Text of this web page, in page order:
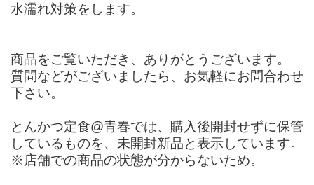
水濡れ対策をします。
商品をご覧いただき、ありがとうございます。
質問などがございましたら、お気軽にお問合わせ
下さい。
とんかつ定食@青春では、購入後開封せずに保管
しているものを、未開封新品と表示しています。
※店舗での商品の状態が分からないため。